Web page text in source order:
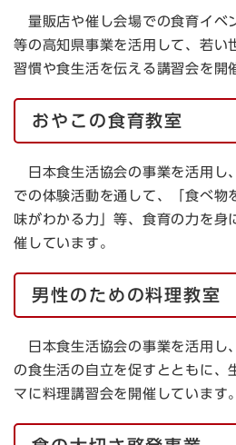
量販店や催し会場での食育イベ
等の高知県事業を活用して、若い
習慣や食生活を伝える講習会を開
おやこの食育教室
日本食生活協会の事業を活用し
での体験活動を通して、「食べ物
味がわかる力」等、食育の力を身
催しています。
男性のための料理教室
日本食生活協会の事業を活用し
の食生活の自立を促すとともに、
マに料理講習会を開催しています